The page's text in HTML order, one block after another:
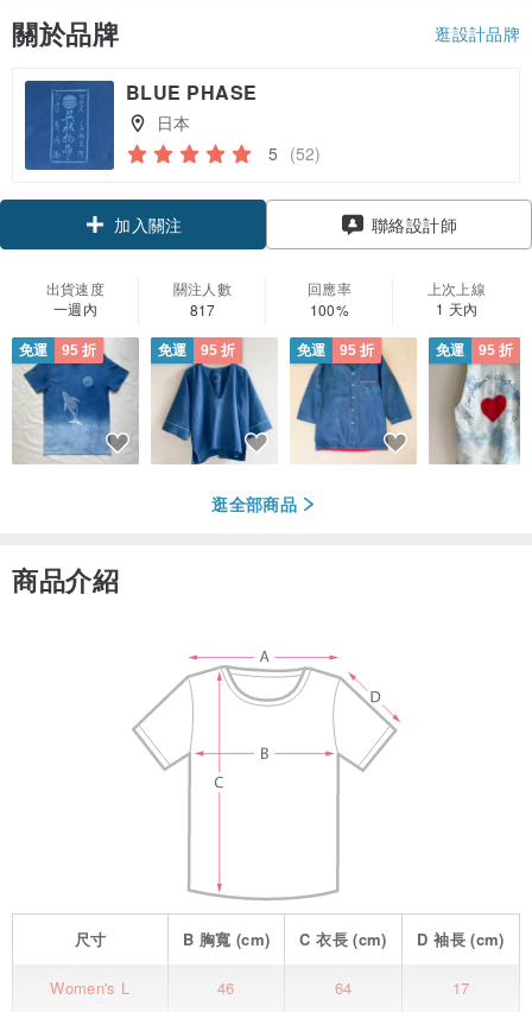
關於品牌 逛設計品牌
BLUE PHASE
日本
5 (52)
加入關注 聯絡設計師
出貨速度
一週內
關注人數
817
回應率
100%
上次上線
1 天內
免運 95 折 免運 95 折 免運 95 折 免運 95 折
逛全部商品
商品介紹
尺寸 B 胸寬 (cm) C衣長(cm) D袖長(cm)
Women's L 46 64 17